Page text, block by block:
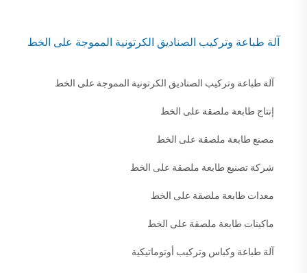
آلة طباعة وتركيب الصناديق الكرتونية المموجة على الخط
آلة طباعة وتركيب الصناديق الكرتونية المموجة على الخط
إنتاج طابعة ملصقة على الخط
مصنع طابعة ملصقة على الخط
شركة تصنيع طابعة ملصقة على الخط
معدات طابعة ملصقة على الخط
ماكينات طابعة ملصقة على الخط
آلة طباعة وكباس وتركيب أوتوماتيكية